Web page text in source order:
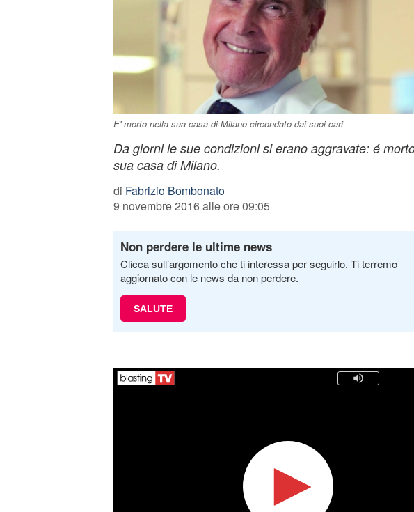
E' morto nella sua casa di Milano circondato dai suoi cari
Da giorni le sue condizioni si erano aggravate: é
sua casa di Milano.
di Fabrizio Bombonato
9 novembre 2016 alle ore 09:05
Non perdere le ultime news
Clicca sull’argomento che ti interessa per seguirlo. Ti terremo
aggiornato con le news da non perdere.
SALUTE